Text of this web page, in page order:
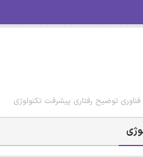
فناوری توضیح رفتاری پیشرفت تکنولوژی